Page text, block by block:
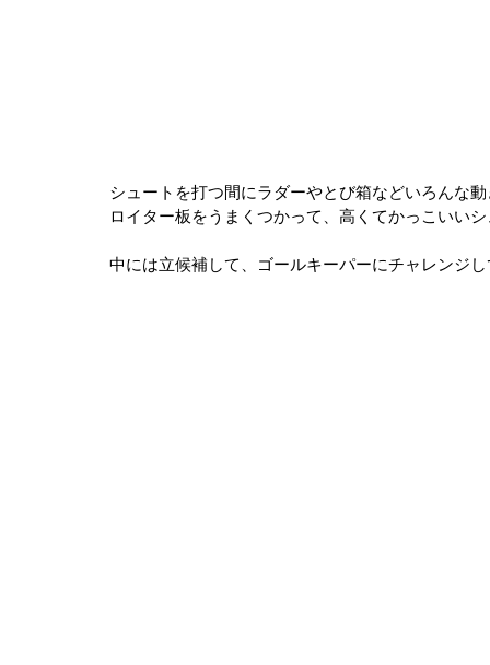
シュートを打つ間にラダーやとび箱などいろんな
ロイター板をうまくつかって、高くてかっこいい
中には立候補して、ゴールキーパーにチャレンジ